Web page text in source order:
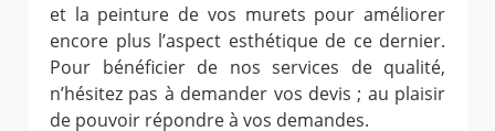
et la peinture de vos murets pour améliorer
encore plus l’aspect esthétique de ce dernier.
Pour bénéficier de nos services de qualité,
n’hésitez pas à demander vos devis ; au plaisir
de pouvoir répondre à vos demandes.